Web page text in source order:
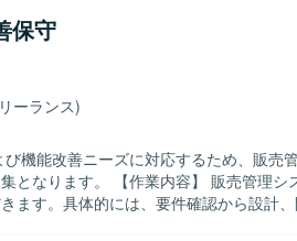
・開発経験を積むことができ、SQLおよ
理の開発環境となります。
保守
ーランス)
機能改善ニーズに対応するため、販売
販売管理システムの保
ます。具体的には、要件確認から設計